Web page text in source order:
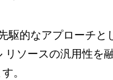
駆的なアプローチと
ソースの汎用性を
。